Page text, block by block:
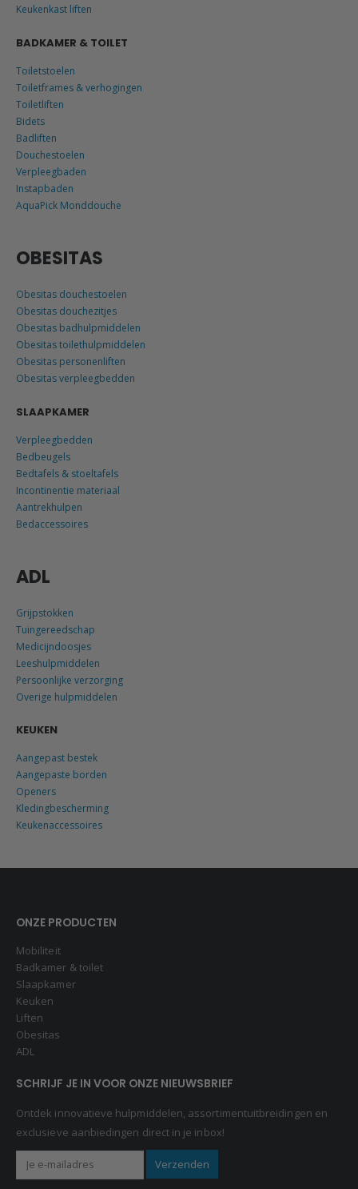
Keukenkast liften
BADKAMER & TOILET
Toiletstoelen
Toiletframes & verhogingen
Toiletliften
Bidets
Badliften
Douchestoelen
Verpleegbaden
Instapbaden
AquaPick Monddouche
OBESITAS
Obesitas douchestoelen
Obesitas douchezitjes
Obesitas badhulpmiddelen
Obesitas toilethulpmiddelen
Obesitas personenliften
Obesitas verpleegbedden
SLAAPKAMER
Verpleegbedden
Bedbeugels
Bedtafels & stoeltafels
Incontinentie materiaal
Aantrekhulpen
Bedaccessoires
ADL
Grijpstokken
Tuingereedschap
Medicijndoosjes
Leeshulpmiddelen
Persoonlijke verzorging
Overige hulpmiddelen
KEUKEN
Aangepast bestek
Aangepaste borden
Openers
Kledingbescherming
Keukenaccessoires
ONZE PRODUCTEN
Mobiliteit
Badkamer & toilet
Slaapkamer
Keuken
Liften
Obesitas
ADL
SCHRIJF JE IN VOOR ONZE NIEUWSBRIEF
Ontdek innovatieve hulpmiddelen, assortimentuitbreidingen en
exclusieve aanbiedingen direct in je inbox!